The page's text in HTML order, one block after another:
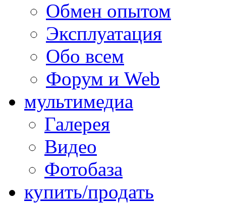
Обмен опытом
Эксплуатация
Обо всем
Форум и Web
мультимедиа
Галерея
Видео
Фотобаза
купить/продать